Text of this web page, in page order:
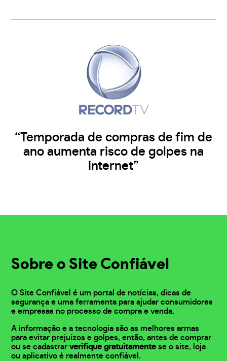
“Temporada de compras de fim de
ano aumenta risco de golpes na
internet”
Sobre o Site Confiável
O Site Confiável é um portal de notícias, dicas de
segurança e uma ferramenta para ajudar consumidores
e empresas no processo de compra e venda.
A informação e a tecnologia são as melhores armas
para evitar prejuízos e golpes, então, antes de comprar
ou se cadastrarverifique gratuitamente se o site, loja
ou aplicativo é realmente confiável.